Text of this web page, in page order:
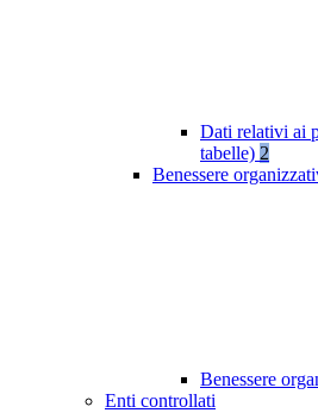
Dati relativi ai
tabelle) 2
Benessere
Benessere
Enti controllati